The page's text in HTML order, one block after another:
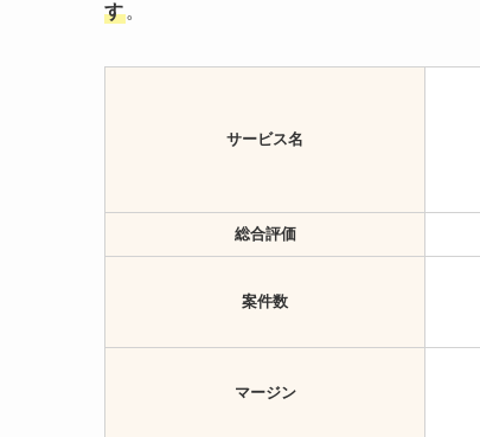
す。
サービス名
総合評価
案件数
マージン